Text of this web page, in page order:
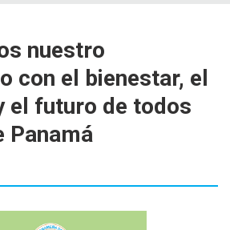
nuestro
con el bienestar, el
el futuro de todos
Panamá